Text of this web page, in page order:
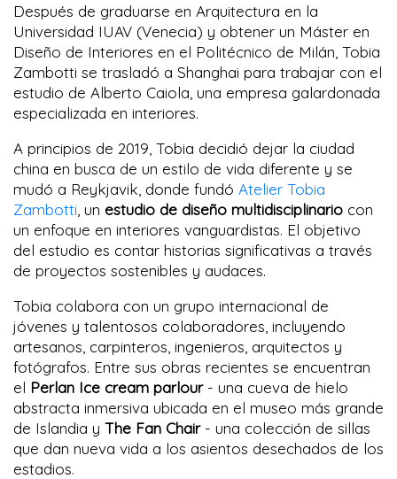
Después de graduarse en Arquitectura en la
Universidad IUAV (Venecia) y obtener un Máster en
Diseño de Interiores en el Politécnico de Milán, Tobia
Zambotti se trasladó a Shanghai para trabajar con el
estudio de Alberto Caiola, una empresa galardonada
especializada en interiores.
A principios de 2019, Tobia decidió dejar la ciudad
china en busca de un estilo de vida diferente y se
mudó a Reykjavik, donde fundó Atelier Tobia
Zambotti , un estudio de diseño multidisciplinario con
un enfoque en interiores vanguardistas. El objetivo
del estudio es contar historias significativas a través
de proyectos sostenibles y audaces.
Tobia colabora con un grupo internacional de
jóvenes y talentosos colaboradores, incluyendo
artesanos, carpinteros, ingenieros, arquitectos y
fotógrafos. Entre sus obras recientes se encuentran
el Perlan Ice cream parlour- una cueva de hielo
abstracta inmersiva ubicada en el museo más grande
de Islandia y The Fan Chair- una colección de sillas
que dan nueva vida a los asientos desechados de los
estadios.